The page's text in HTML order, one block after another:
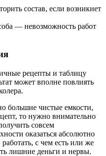
состав, если возникнет
— невозможность работ
рецепты и таблицу
может вполне повлиять
большие чистые емкости,
то нужно внимательно
совсем
оказаться абсолютно
с чем есть или же
лишние деньги и нервы.